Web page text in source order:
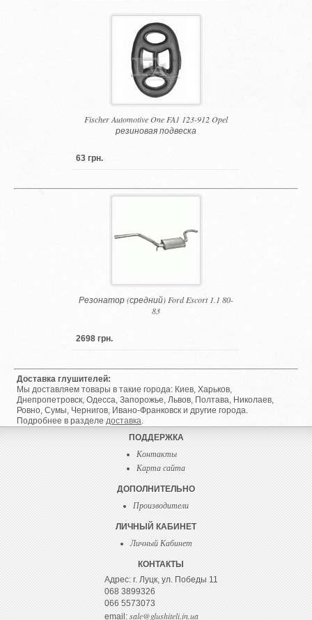
Fischer Automotive One FA1 123-912 Opel
резиновая подвеска
63 грн.
Резонатор (средний) Ford Escort 1.1 80-
83
2698 грн.
Доставка глушителей:
Мы доставляем товары в такие города: Киев, Харьков,
Днепропетровск, Одесса, Запорожье, Львов, Полтава, Николаев,
Ровно, Сумы, Чернигов, Ивано-Франковск и другие города.
Подробнее в разделе доставка
ПОДДЕРЖКА
Контакты
Карта сайта
ДОПОЛНИТЕЛЬНО
Производители
ЛИЧНЫЙ КАБИНЕТ
Личный Кабинет
КОНТАКТЫ
Адрес: г. Луцк, ул. Победы 11
068 3899326
066 5573073
email: sale@glushiteli.in.ua